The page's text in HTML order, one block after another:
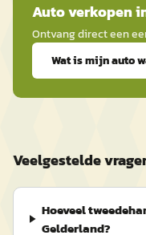
Autoverkopen
Ontvang direct een
Wat is mijn auto
Veelgestelde
Hoeveel
Gelderland?